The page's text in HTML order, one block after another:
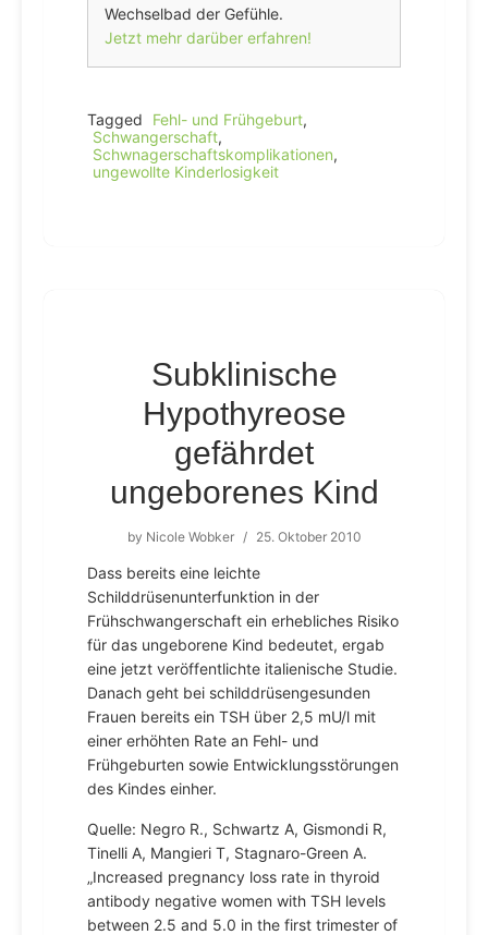
Wechselbad der Gefühle.
Jetzt mehr darüber erfahren!
Tagged Fehl- und Frühgeburt,
Schwangerschaft,
Schwnagerschaftskomplikationen,
ungewollte Kinderlosigkeit
Subklinische
Hypothyreose
gefährdet
ungeborenes Kind
by Nicole Wobker / 25. Oktober 2010
Dass bereits eine leichte
Schilddrüsenunterfunktion in der
Frühschwangerschaft ein erhebliches Risiko
für das ungeborene Kind bedeutet, ergab
eine jetzt veröffentlichte italienische Studie.
Danach geht bei schilddrüsengesunden
Frauen bereits ein TSH über 2,5 mU/l mit
einer erhöhten Rate an Fehl- und
Frühgeburten sowie Entwicklungsstörungen
des Kindes einher.
Quelle: Negro R., Schwartz A, Gismondi R,
Tinelli A, Mangieri T, Stagnaro-Green A.
„Increased pregnancy loss rate in thyroid
antibody negative women with TSH levels
between 2.5 and 5.0 in the first trimester of